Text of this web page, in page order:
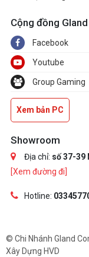
Cộng đồng
Facebook
Youtube
Group Gaming
Xem bản PC
Showroom
Địa chỉ: số 37-39
[Xem đường đi]
Hotline:
© Chi Nhánh Gland
Xây Dựng HVD